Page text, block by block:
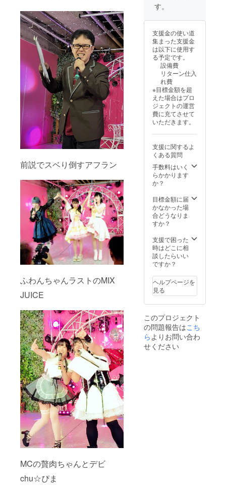
前説でスベり倒すアフラン
ふわんちゃんラストのMIX
JUICE
MCの贅肉ちゃんとデビ
chu☆ぴま
ださ
お席の
番号を
お伝え
するた
め事前
にメー
やりと
りが必
要にな
りま
す。ご
注意く
い。
す。
支援金の使い道
集まった支援金
は以下に使用す
る予定です。
設備費
リターン仕入
れ費
※目標金額を超
えた場合はプロ
ジェクトの運営
費に充てさせて
いただきます。
支援に関するよ
くある質問
手数料はいく
らかかります
か？
目標金額に届
かなかった場
合どうなりま
すか？
支援で困った
時はどこに相
談したらいい
ですか？
ヘルプページを
見る
このプロジェクト
の問題報告はこち
ら よりお問い合わ
せください